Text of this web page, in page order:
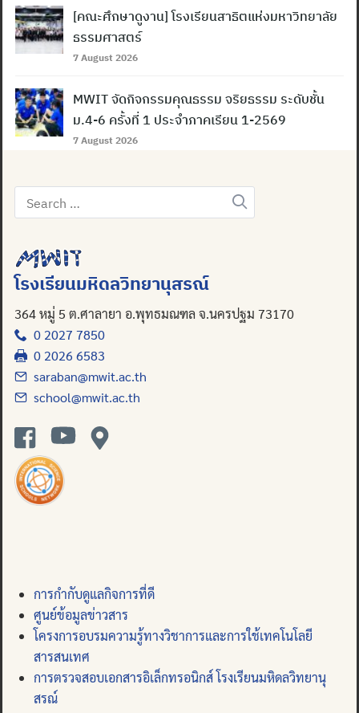
[คณะศึกษาดูงาน] โรงเรียนสาธิตแห่งมหาวิทยาลัย
ธรรมศาสตร์
7 August 2026
MWIT จัดกิจกรรมคุณธรรม จริยธรรม ระดับชั้น
ม.4-6 ครั้งที่ 1 ประจำภาคเรียน 1-2569
7 August 2026
Search
for:
โรงเรียนมหิดลวิทยานุสรณ์
364 หมู่ 5 ต.ศาลายา อ.พุทธมณฑล จ.นครปฐม 73170
0 2027 7850
0 2026 6583
saraban@mwit.ac.th
school@mwit.ac.th
การกำกับดูแลกิจการที่ดี
ศูนย์ข้อมูลข่าวสาร
โครงการอบรมความรู้ทางวิชาการและการใช้เทคโนโลยี
สารสนเทศ
การตรวจสอบเอกสารอิเล็กทรอนิกส์ โรงเรียนมหิดลวิทยานุ
สรณ์